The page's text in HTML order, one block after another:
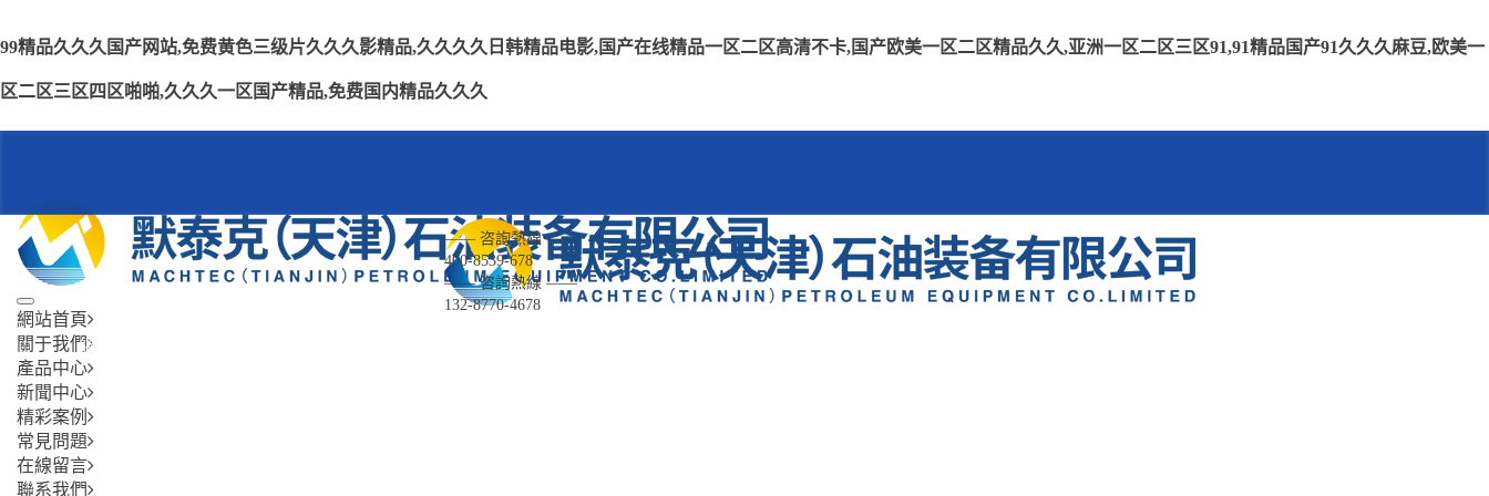
99精品久久久国产网站,免费黄色三级片久久久影精品,久久久久日韩精品电影,国产在线精品一区二区高清不卡,国产欧美一区二区精品久久,亚洲一区二区三区91,91精品国产91久久久麻豆,欧美一
区二区三区四区啪啪,久久久一区国产精品,免费国内精品久久久
—— 咨詢熱線 ——
400-8539-678
—— 咨詢熱線 ——
132-8770-4678
網站首頁
網站首頁
關于我們
產品中心
新聞中心
精彩案例
常見問題
在線留言
聯系我們